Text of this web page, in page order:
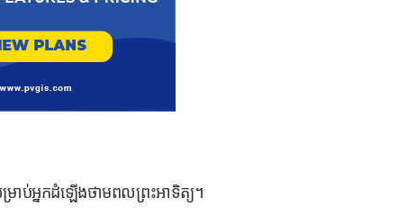
រាប់អ្នកដំឡើងថាមពលព្រះអាទិត្យ។